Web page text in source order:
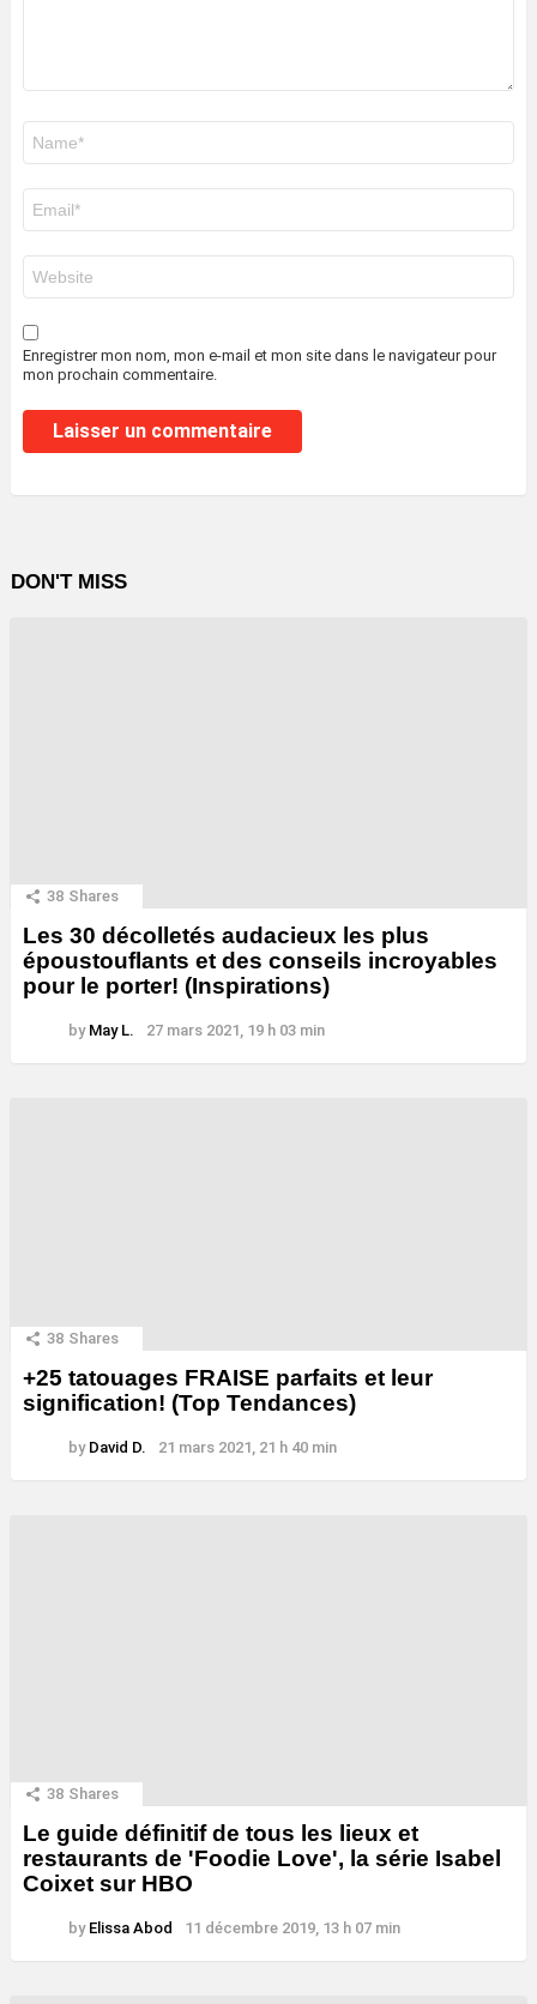
mail
*
web
Enregistrer mon nom, mon e-mail et mon site dans le navigateur pour
mon prochain commentaire.
DON'T MISS
38 Shares
Les 30 décolletés audacieux les plus
époustouflants et des conseils incroyables
pour le porter! (Inspirations)
by May L. 27 mars 2021, 19 h 03 min
38 Shares
+25 tatouages ​​FRAISE parfaits et leur
signification! (Top Tendances)
by David D. 21 mars 2021, 21 h 40 min
38 Shares
Le guide définitif de tous les lieux et
restaurants de 'Foodie Love', la série Isabel
Coixet sur HBO
by Elissa Abod 11 décembre 2019, 13 h 07 min